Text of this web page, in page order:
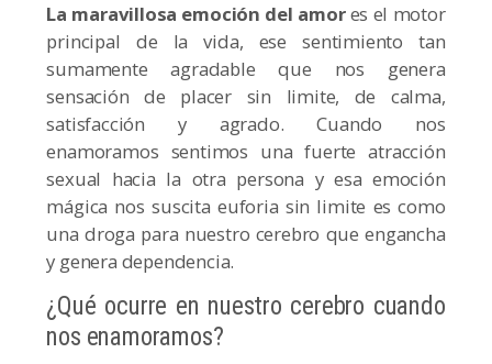
La maravillosa emoción del amores el motor
principal de la vida, ese sentimiento tan
sumamente agradable que nos genera
sensación de placer sin limite, de calma,
satisfacción y agrado. Cuando nos
enamoramos sentimos una fuerte atracción
sexual hacia la otra persona y esa emoción
mágica nos suscita euforia sin limite es como
una droga para nuestro cerebro que engancha
y genera dependencia.
¿Qué ocurre en nuestro cerebro cuando
nos enamoramos?